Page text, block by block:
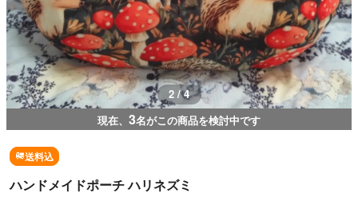
3 / 4
現在、 3名がこの商品を検討中です
送料込
ハンドメイドポーチ ハリネズミ